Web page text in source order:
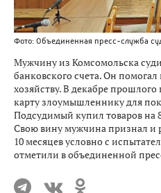
Фото: Объединенная пресс-служба
Мужчину из Комсомольска
банковского счета. Он
хозяйству. В декабре
карту злоумышленнику для
Подсудимый купил товаров на
Свою вину мужчина признал и
10 месяцев условно с
отметили в объединенной